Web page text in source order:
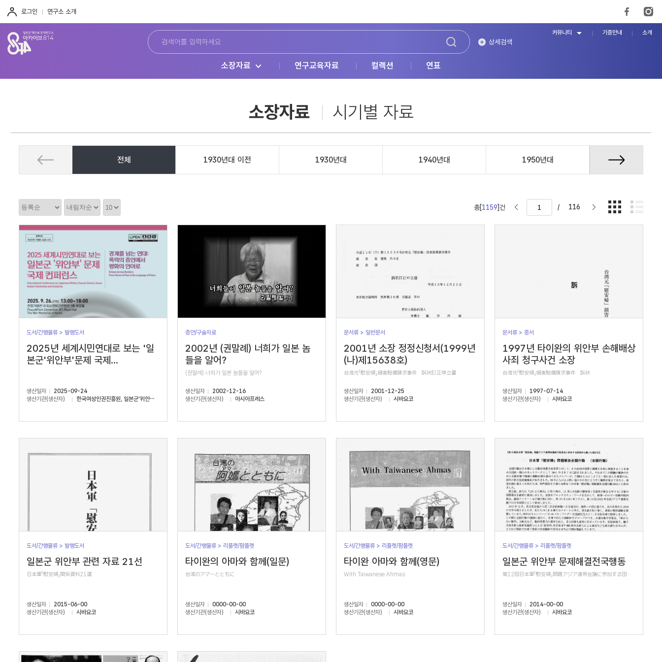
로그인 연구소 소개
상세검색
소장자료 연구교육자료 컬렉션 연표
커뮤니티 기증안내 소개
소장자료 시기별 자료
전체 1930년대 이전 1930년대 1940년대 1950년대
정
렬
정
렬
순
서
정
렬
갯
수
총[1159]건 / 116
도서/간행물류 > 발행도서
2025년 세계시민연대로 보는 '일
본군'위안부'문제 국제...
생산일자
2025-09-24
생산기관(생산자)
한국여성인권진흥원, 일본군'위안부'문제연구소
증언/구술자료
2002년 (권말례) 너희가 일본 놈
들을 알어?
(권말례) 너희가 일본 놈들을 알어?
생산일자
2002-12-16
생산기관(생산자)
아시아프레스
문서류 > 일반문서
2001년 소장 정정신청서(1999년
(나)제15638호)
台湾元「慰安婦」損害賠償請求事件 訴状訂正申立書
생산일자
2001-12-25
생산기관(생산자)
시바요코
문서류 > 증서
1997년 타이완의 위안부 손해배상
사죄 청구사건 소장
台湾元「慰安婦」損害賠償請求事件 訴状
생산일자
1997-07-14
생산기관(생산자)
시바요코
도서/간행물류 > 발행도서
일본군 위안부 관련 자료 21선
日本軍「慰安婦」関係資料21選
생산일자
2015-06-00
생산기관(생산자)
시바요코
도서/간행물류 > 리플렛/팜플렛
타이완의 아마와 함께(일문)
台湾のアマーとともに
생산일자
0000-00-00
생산기관(생산자)
시바요코
도서/간행물류 > 리플렛/팜플렛
타이완 아마와 함께(영문)
With Taiwanese Ahmas
생산일자
0000-00-00
생산기관(생산자)
시바요코
도서/간행물류 > 리플렛/팜플렛
일본군 위안부 문제해결전국행동
第12回日本軍「慰安婦」問題アジア連帯会議に参加する団体から届いた紹介文
생산일자
2014-00-00
생산기관(생산자)
시바요코